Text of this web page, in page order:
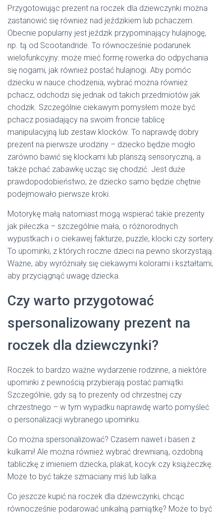
Przygotowując prezent na roczek dla dziewczynki można
zastanowić się również nad jeździkiem lub pchaczem.
Obecnie popularny jest jeździk przypominający hulajnogę,
np. tą od Scootandride. To równocześnie podarunek
wielofunkcyjny: może mieć formę rowerka do odpychania
się nogami, jak również postać hulajnogi. Aby pomóc
dziecku w nauce chodzenia, wybrać można również
pchacz, odchodzi się jednak od takich przedmiotów jak
chodzik. Szczególnie ciekawym pomysłem może być
pchacz posiadający na swoim froncie tablicę
manipulacyjną lub zestaw klocków. To naprawdę dobry
prezent na pierwsze urodziny – dziecko będzie mogło
zarówno bawić się klockami lub planszą sensoryczną, a
także pchać zabawkę ucząc się chodzić. Jest duże
prawdopodobieństwo, że dziecko samo będzie chętnie
podejmowało pierwsze kroki.
Motorykę małą natomiast mogą wspierać takie prezenty
jak piłeczka – szczególnie mała, o różnorodnych
wypustkach i o ciekawej fakturze, puzzle, klocki czy sortery.
To upominki, z których roczne dzieci na pewno skorzystają.
Ważne, aby wyróżniały się ciekawymi kolorami i kształtami,
aby przyciągnąć uwagę dziecka.
Czy warto przygotować
spersonalizowany prezent na
roczek dla dziewczynki?
Roczek to bardzo ważne wydarzenie rodzinne, a niektóre
upominki z pewnością przybierają postać pamiątki.
Szczególnie, gdy są to prezenty od chrzestnej czy
chrzestnego – w tym wypadku naprawdę warto pomyśleć
o personalizacji wybranego upominku.
Co można spersonalizować? Czasem nawet i basen z
kulkami! Ale można również wybrać drewnianą, ozdobną
tabliczkę z imieniem dziecka, plakat, kocyk czy książeczkę.
Może to być także szmaciany miś lub lalka.
Co jeszcze kupić na roczek dla dziewczynki, chcąc
równocześnie podarować unikalną pamiątkę? Może to być